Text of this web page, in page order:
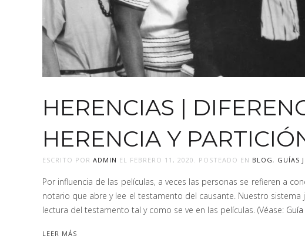
HERENCIAS |
HERENCIA Y
ESCRITO POR ADMIN EL FEBRERO 11, 2020 . POSTEADO EN BLOG , GUÍAS
Por influencia de las películas, a veces las personas se refieren a
notario que abre y lee el testamento del causante. Nuestro
lectura del testamento tal y como se ve en las películas. (Véase:
LEER MÁS